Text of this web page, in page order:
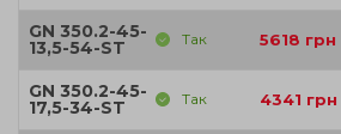
GN 350.2-45-
13,5-54-ST Так 5618 грн
GN 350.2-45-
17,5-34-ST Так 4341 грн